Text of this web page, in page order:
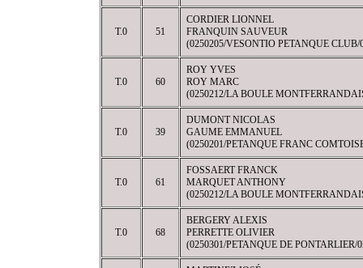
T.0 51
CORDIER LIONNEL
FRANQUIN SAUVEUR
(0250205/VESONTIO PETANQUE CLUB/
T.0 60
ROY YVES
ROY MARC
(0250212/LA BOULE
T.0 39
DUMONT NICOLAS
GAUME EMMANUEL
(0250201/PETANQUE FRANC
T.0 61
FOSSAERT FRANCK
MARQUET ANTHONY
(0250212/LA BOULE
T.0 68
BERGERY ALEXIS
PERRETTE OLIVIER
(0250301/PETANQUE DE PONTARLIER/